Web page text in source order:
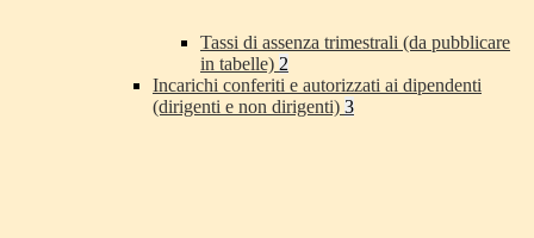
Tassi di assenza trimestrali (da pubblicare
in tabelle) 2
Incarichi conferiti e autorizzati ai dipendenti
(dirigenti e non dirigenti) 3